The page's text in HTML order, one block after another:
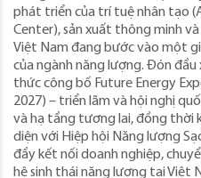
phát triển của trí tuệ nhân tạo
Center), sản xuất thông minh
Việt Nam đang bước vào một
của ngành năng lượng. Đón đầu
thức công bố Future Energy
2027) – triển lãm và hội nghị
và hạ tầng tương lai, đồng thời
diện với Hiệp hội Năng lượng
đẩy kết nối doanh nghiệp,
hệ sinh thái năng lượng tại Việt